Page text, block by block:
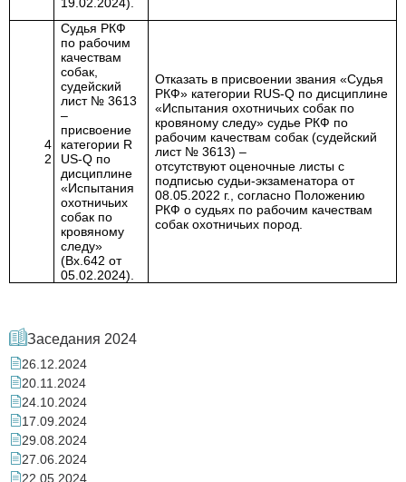
4
2
Судья РКФ
по рабочим
качествам
собак,
судейский
лист № 3613
–
присвоение
категории R
US-Q по
дисциплине
«Испытания
охотничьих
собак по
кровяному
следу»
(Вх.642 от
05.02.2024).
Отказать в присвоении звания «Судья
РКФ» категории RUS-Q по дисциплине
«Испытания охотничьих собак по
кровяному следу» судье РКФ по
рабочим качествам собак (судейский
лист № 3613) –
отсутствуют оценочные листы с
подписью судьи-экзаменатора от
08.05.2022 г., согласно Положению
РКФ о судьях по рабочим качествам
собак охотничьих пород.
Заседания 2024
26.12.2024
20.11.2024
24.10.2024
17.09.2024
29.08.2024
27.06.2024
22.05.2024